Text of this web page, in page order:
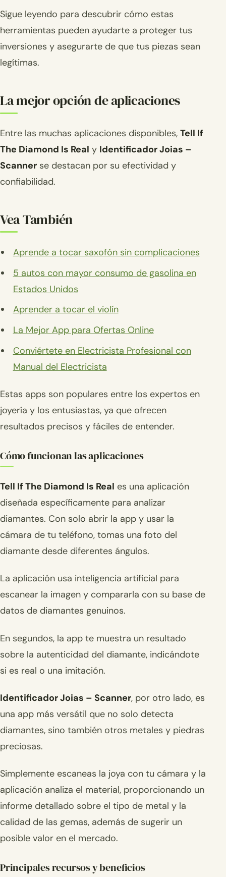
Sigue leyendo para descubrir cómo estas
herramientas pueden ayudarte a proteger tus
inversiones y asegurarte de que tus piezas sean
legítimas.
La mejor opción de aplicaciones
Entre las muchas aplicaciones disponibles, Tell If
The Diamond Is Real y Identificador Joias –
Scanner se destacan por su efectividad y
confiabilidad.
Vea También
Aprende a tocar saxofón sin complicaciones
5 autos con mayor consumo de gasolina en
Estados Unidos
Aprender a tocar el violín
La Mejor App para Ofertas Online
Conviértete en Electricista Profesional con
Manual del Electricista
Estas apps son populares entre los expertos en
joyería y los entusiastas, ya que ofrecen
resultados precisos y fáciles de entender.
Cómo funcionan las aplicaciones
Tell If The Diamond Is Real es una aplicación
diseñada específicamente para analizar
diamantes. Con solo abrir la app y usar la
cámara de tu teléfono, tomas una foto del
diamante desde diferentes ángulos.
La aplicación usa inteligencia artificial para
escanear la imagen y compararla con su base de
datos de diamantes genuinos.
En segundos, la app te muestra un resultado
sobre la autenticidad del diamante, indicándote
si es real o una imitación.
Identificador Joias – Scanner, por otro lado, es
una app más versátil que no solo detecta
diamantes, sino también otros metales y piedras
preciosas.
Simplemente escaneas la joya con tu cámara y la
aplicación analiza el material, proporcionando un
informe detallado sobre el tipo de metal y la
calidad de las gemas, además de sugerir un
posible valor en el mercado.
Principales recursos y beneficios